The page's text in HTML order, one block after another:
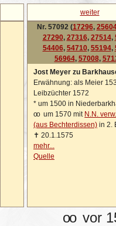
weiter
Nr. 57092 (17296,
27290, 27316, 27514,
54406, 54710, 55194,
56964, 57008,
Jost Meyer zu
Erwähnung: als Meier
Leibzüchter 1572
* um 1500 in
oo um 1570 mit N.N.
(aus Bechterdissen) in 2.
✝ 20.1.1575
mehr...
Quelle
oo vor